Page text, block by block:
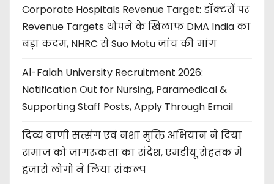
Corporate Hospitals Revenue Target: डॉक्टरों पर
Revenue Targets थोपने के खिलाफ DMA India का
बड़ा कदम, NHRC से Suo Motu जांच की मांग
Al-Falah University Recruitment 2026:
Notification Out for Nursing, Paramedical &
Supporting Staff Posts, Apply Through Email
दिव्य वाणी सत्संग एवं नशा मुक्ति अभियान ने दिया
समाज को जागरूकता का संदेश, एमडीयू रोहतक में
हजारों लोगों ने लिया संकल्प